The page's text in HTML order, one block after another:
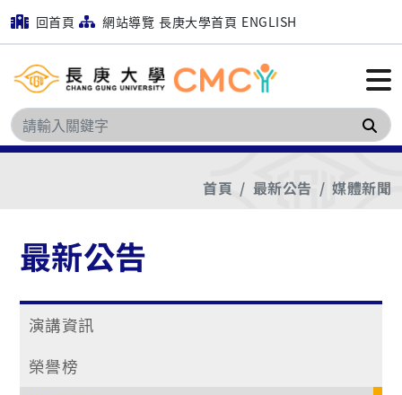
回首頁 網站導覽 長庚大學首頁 ENGLISH
搜
首頁 最新公告 媒體新聞
最新公告
演講資訊
榮譽榜